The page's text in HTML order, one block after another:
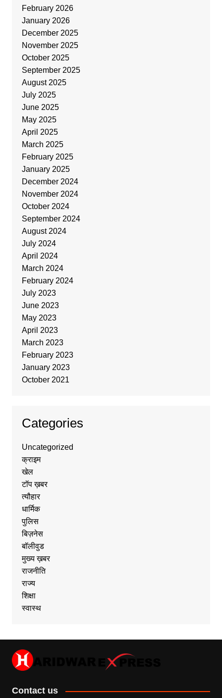
February 2026
January 2026
December 2025
November 2025
October 2025
September 2025
August 2025
July 2025
June 2025
May 2025
April 2025
March 2025
February 2025
January 2025
December 2024
November 2024
October 2024
September 2024
August 2024
July 2024
April 2024
March 2024
February 2024
July 2023
June 2023
May 2023
April 2023
March 2023
February 2023
January 2023
October 2021
Categories
Uncategorized
क्राइम
खेल
टॉप ख़बर
त्यौहार
धार्मिक
पुलिस
बिज़नेस
बॉलीवुड
मुख्य ख़बर
राजनीति
राज्य
शिक्षा
स्वास्थ
Contact us